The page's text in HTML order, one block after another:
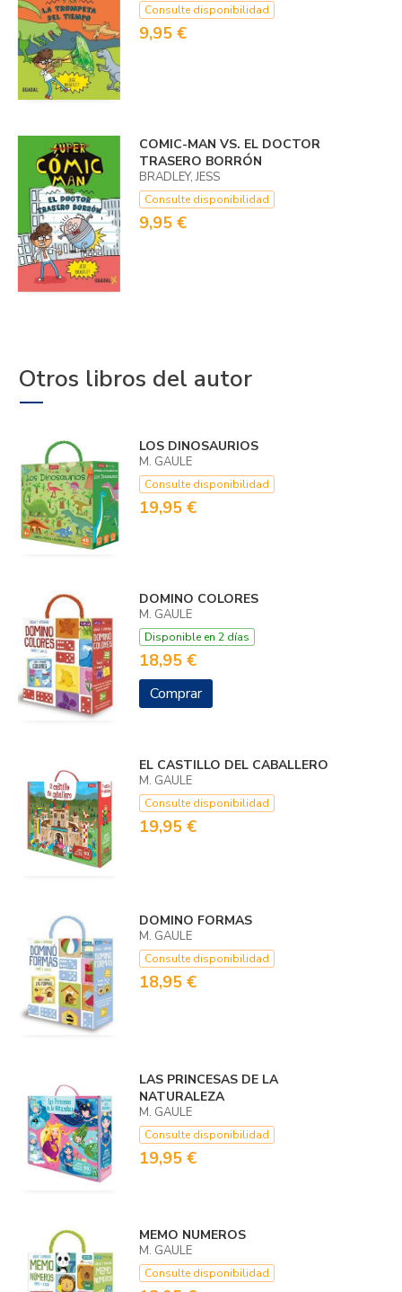
Consulte disponibilidad
9,95 €
COMIC-MAN VS. EL DOCTOR
TRASERO BORRÓN
BRADLEY, JESS
Consulte disponibilidad
9,95 €
Otros libros del autor
LOS DINOSAURIOS
M. GAULE
Consulte disponibilidad
19,95 €
DOMINO COLORES
M. GAULE
Disponible en 2 días
18,95 €
Comprar
EL CASTILLO DEL CABALLERO
M. GAULE
Consulte disponibilidad
19,95 €
DOMINO FORMAS
M. GAULE
Consulte disponibilidad
18,95 €
LAS PRINCESAS DE LA
NATURALEZA
M. GAULE
Consulte disponibilidad
19,95 €
MEMO NUMEROS
M. GAULE
Consulte disponibilidad